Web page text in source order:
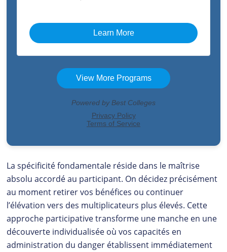
La spécificité fondamentale réside dans le maîtrise
absolu accordé au participant. On décidez précisément
au moment retirer vos bénéfices ou continuer
l’élévation vers des multiplicateurs plus élevés. Cette
approche participative transforme une manche en une
découverte individualisée où vos capacités en
administration du danger établissent immédiatement